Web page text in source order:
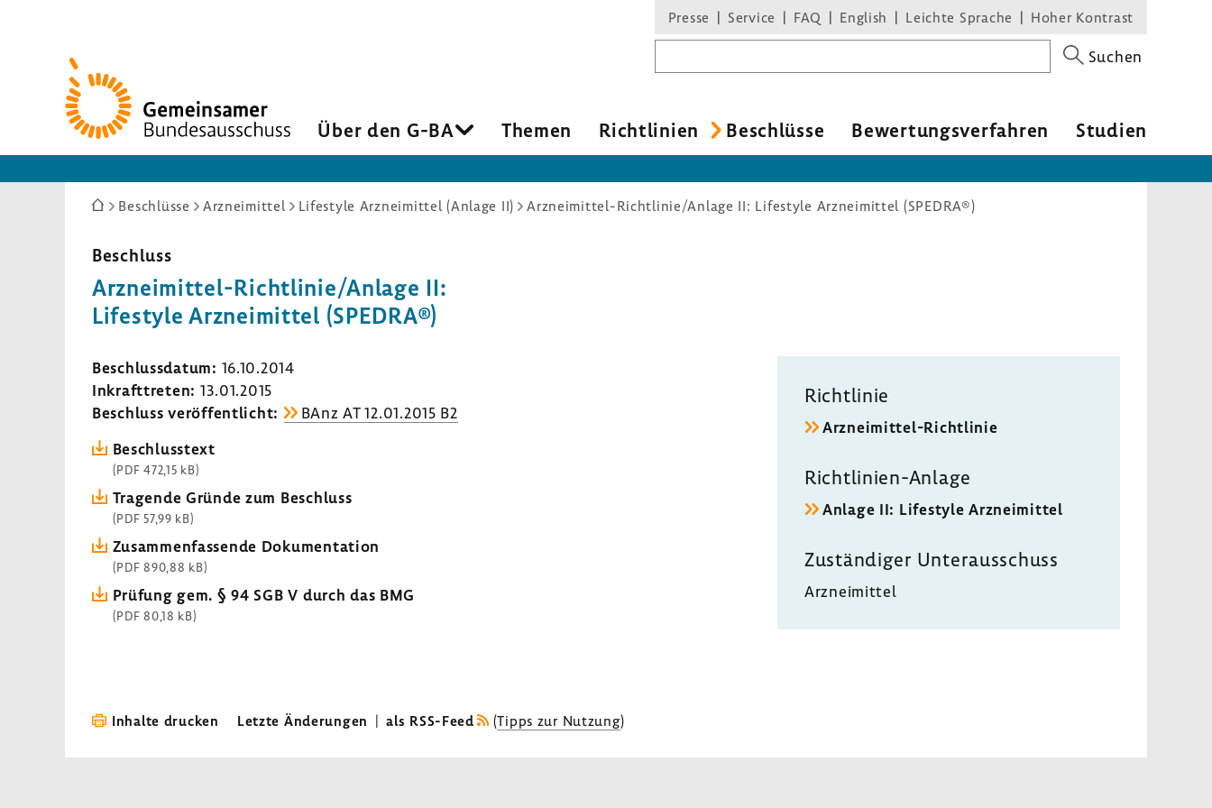
Zur
Startseite
Presse Service FAQ English Leichte Sprache Hoher Kontrast
Suchen
Über den G-BA Themen Richt­li­nien Beschlüsse Bewer­tungs­ver­fahren Studien
Sie
hier:
Beschlüsse Arzneimittel Lifestyle Arzneimittel (Anlage II) Arzneimittel-Richtlinie/Anlage II: Lifestyle Arzneimittel (SPEDRA®)
Beschluss
Arzneimittel-​Richtlinie/Anlage II:
Life­style Arznei­mittel (SPEDRA®)
Beschluss­datum: 16.10.2014
Inkraft­treten: 13.01.2015
Beschluss veröf­fent­licht:
BAnz AT 12.01.2015 B2
Beschluss­text
(PDF 472,15 kB)
Tragende Gründe zum Beschluss
(PDF 57,99 kB)
Zusam­men­fas­sende Doku­men­ta­tion
(PDF 890,88 kB)
Prüfung gem. § 94 SGB V durch das BMG
(PDF 80,18 kB)
Richt­linie
Arzneimittel-​Richtlinie
Richtlinien-​Anlage
Anlage II: Life­style Arznei­mittel
Zustän­diger Unter­aus­schuss
Arznei­mittel
Inhalte drucken Letzte Änderungen | als RSS-Feed (Tipps zur Nutzung)